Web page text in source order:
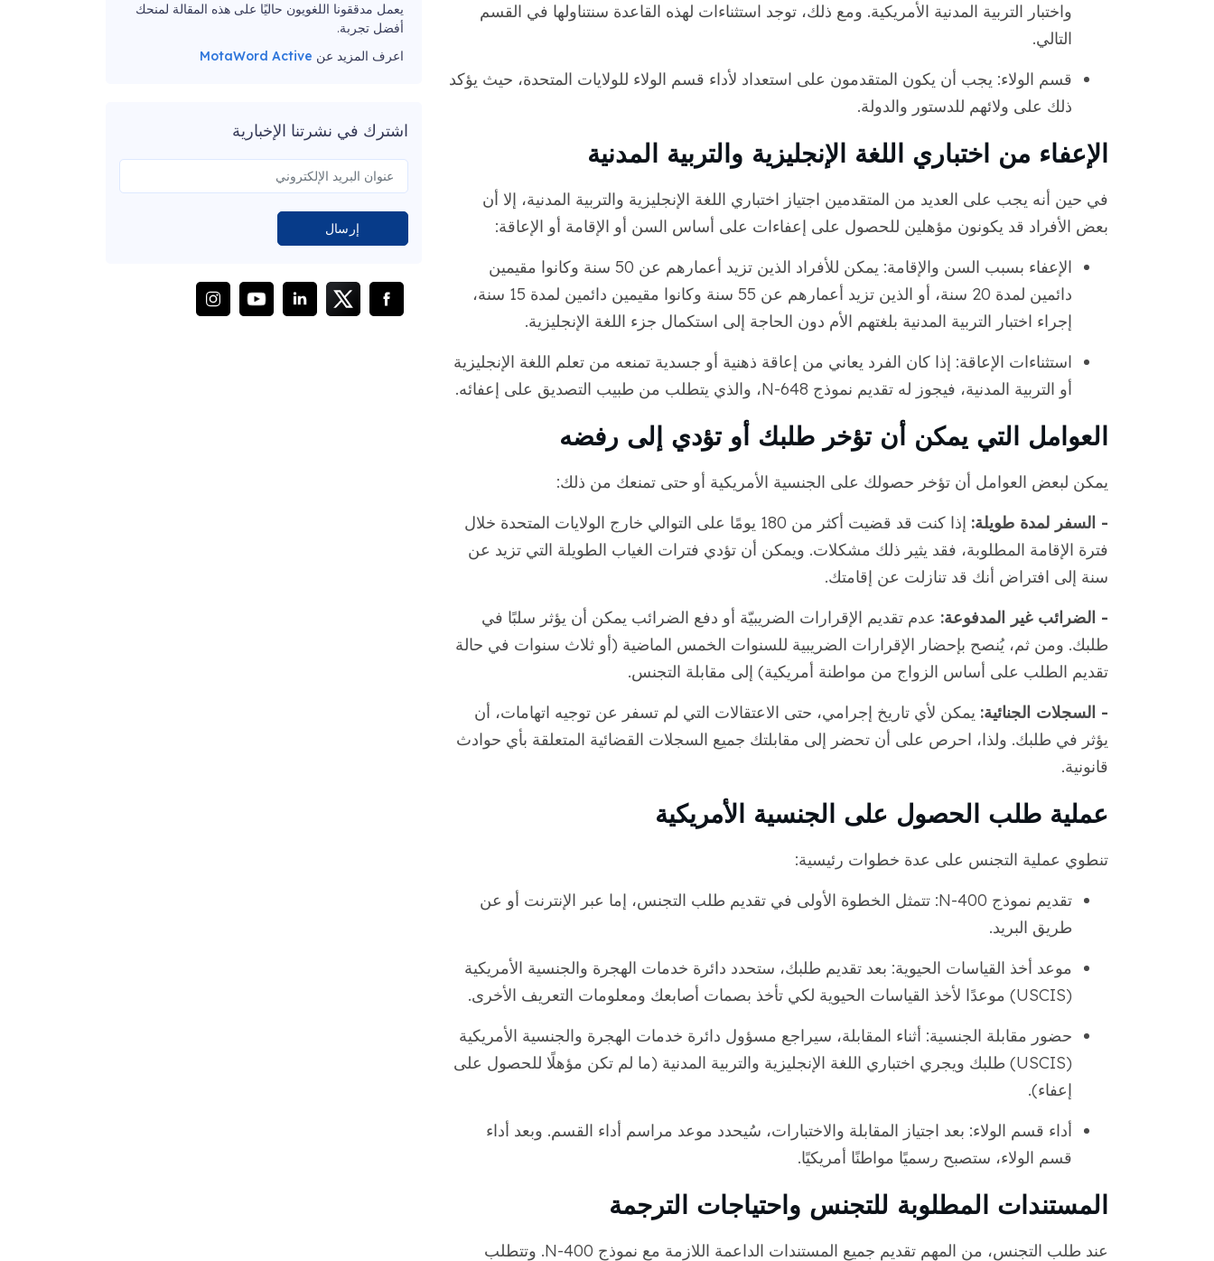
واختبار التربية المدنية الأمريكية. ومع ذلك، توجد استثناءات لهذه القاعدة سنتناولها في القسم
التالي.
قسم الولاء: يجب أن يكون المتقدمون على استعداد لأداء قسم الولاء للولايات المتحدة، حيث يؤكد
ذلك على ولائهم للدستور والدولة.
الإعفاء من اختباري اللغة الإنجليزية والتربية المدنية
في حين أنه يجب على العديد من المتقدمين اجتياز اختباري اللغة الإنجليزية والتربية المدنية، إلا أن
بعض الأفراد قد يكونون مؤهلين للحصول على إعفاءات على أساس السن أو الإقامة أو الإعاقة:
الإعفاء بسبب السن والإقامة: يمكن للأفراد الذين تزيد أعمارهم عن 50 سنة وكانوا مقيمين
دائمين لمدة 20 سنة، أو الذين تزيد أعمارهم عن 55 سنة وكانوا مقيمين دائمين لمدة 15 سنة،
إجراء اختبار التربية المدنية بلغتهم الأم دون الحاجة إلى استكمال جزء اللغة الإنجليزية.
استثناءات الإعاقة: إذا كان الفرد يعاني من إعاقة ذهنية أو جسدية تمنعه من تعلم اللغة الإنجليزية
أو التربية المدنية، فيجوز له تقديم نموذج N-648، والذي يتطلب من طبيب التصديق على إعفائه.
العوامل التي يمكن أن تؤخر طلبك أو تؤدي إلى رفضه
يمكن لبعض العوامل أن تؤخر حصولك على الجنسية الأمريكية أو حتى تمنعك من ذلك:
- السفر لمدة طويلة:
إذا كنت قد قضيت أكثر من 180 يومًا على التوالي خارج الولايات المتحدة خلال
فترة الإقامة المطلوبة، فقد يثير ذلك مشكلات. ويمكن أن تؤدي فترات الغياب الطويلة التي تزيد عن
سنة إلى افتراض أنك قد تنازلت عن إقامتك.
- الضرائب غير المدفوعة: عدم تقديم الإقرارات الضريبيّة أو دفع الضرائب يمكن أن يؤثر سلبًا في
طلبك. ومن ثم، يُنصح بإحضار الإقرارات الضريبية للسنوات الخمس الماضية (أو ثلاث سنوات في حالة
تقديم الطلب على أساس الزواج من مواطنة أمريكية) إلى مقابلة التجنس.
- السجلات الجنائية: يمكن لأي تاريخ إجرامي، حتى الاعتقالات التي لم تسفر عن توجيه اتهامات، أن
يؤثر في طلبك. ولذا، احرص على أن تحضر إلى مقابلتك جميع السجلات القضائية المتعلقة بأي حوادث
قانونية.
عملية طلب الحصول على الجنسية الأمريكية
تنطوي عملية التجنس على عدة خطوات رئيسية:
تقديم نموذج N-400: تتمثل الخطوة الأولى في تقديم طلب التجنس، إما عبر الإنترنت أو عن
طريق البريد.
موعد أخذ القياسات الحيوية: بعد تقديم طلبك، ستحدد دائرة خدمات الهجرة والجنسية الأمريكية
(USCIS) موعدًا لأخذ القياسات الحيوية لكي تأخذ بصمات أصابعك ومعلومات التعريف الأخرى.
حضور مقابلة الجنسية: أثناء المقابلة، سيراجع مسؤول دائرة خدمات الهجرة والجنسية الأمريكية
(USCIS) طلبك ويجري اختباري اللغة الإنجليزية والتربية المدنية (ما لم تكن مؤهلًا للحصول على
إعفاء).
أداء قسم الولاء: بعد اجتياز المقابلة والاختبارات، سُيحدد موعد مراسم أداء القسم. وبعد أداء
قسم الولاء، ستصبح رسميًا مواطنًا أمريكيًا.
المستندات المطلوبة للتجنس واحتياجات الترجمة
عند طلب التجنس، من المهم تقديم جميع المستندات الداعمة اللازمة مع نموذج N-400. وتتطلب
يعمل مدققونا اللغويون حاليًا على هذه المقالة لمنحك
أفضل تجربة.
اعرف المزيد عن MotaWord Active
اشترك في نشرتنا الإخبارية
إرسال